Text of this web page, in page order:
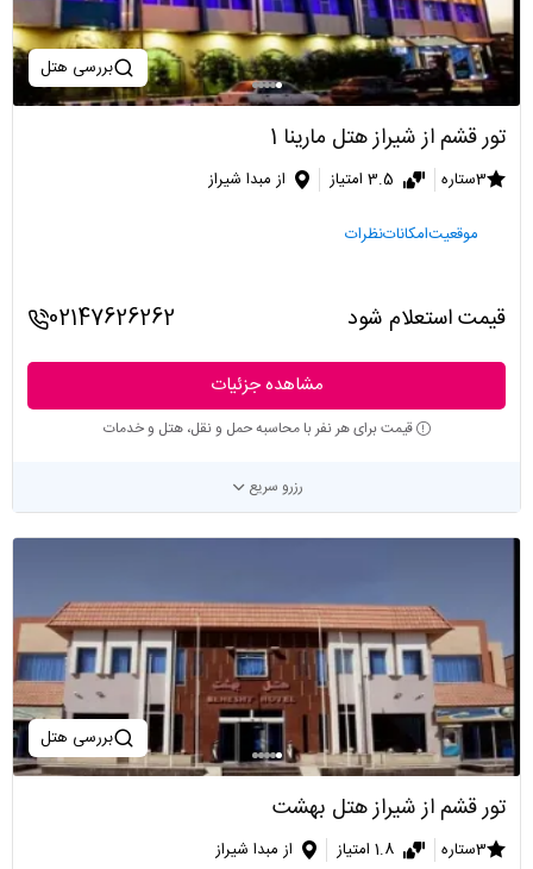
بررسی هتل
تور قشم از شیراز هتل مارینا 1
3ستاره 3.5 امتیاز از مبدا شیراز
موقعیتامکاناتنظرات
قیمت استعلام شود 02147626262
مشاهده جزئیات
قیمت برای هر نفر با محاسبه حمل و نقل، هتل و خدمات
رزرو سریع
بررسی هتل
تور قشم از شیراز هتل بهشت
3ستاره 1.8 امتیاز از مبدا شیراز